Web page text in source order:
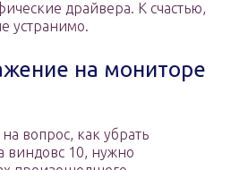
драйвера. К счастью,
устранимо.
на мониторе
вопрос, как убрать
виндовс 10, нужно